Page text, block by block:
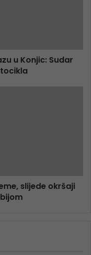
u Konjic: Sudar
slijede okršaji